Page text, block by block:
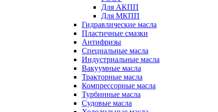
Для АКПП
Для МКПП
Гидравлические масла
Пластичные смазки
Антифризы
Специальные масла
Индустриальные масла
Вакуумные масла
Тракторные масла
Компрессорные масла
Турбинные масла
Судовые масла